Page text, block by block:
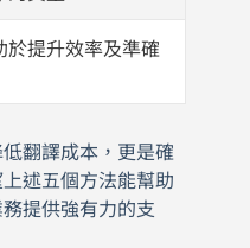
於提升效率及準確
翻譯成本，更是確
述五個方法能幫助
提供強有力的支